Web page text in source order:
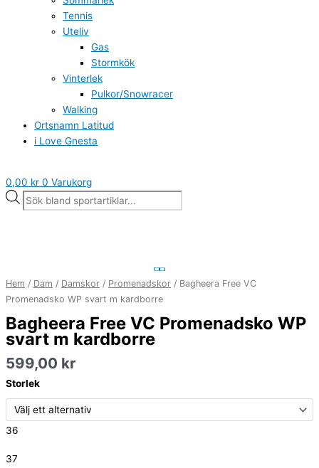
Tennis
Uteliv
Gas
Stormkök
Vinterlek
Pulkor/Snowracer
Walking
Ortsnamn Latitud
i Love Gnesta
0,00 kr 0 Varukorg
Hem / Dam / Damskor / Promenadskor / Bagheera Free VC
Promenadsko WP svart m kardborre
Bagheera Free VC Promenadsko WP
svart m kardborre
599,00 kr
Storlek
36
37
Promenadsko
WP
m
kardborre
mängd